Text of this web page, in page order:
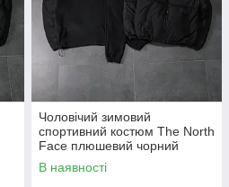
Чоловічий зимовий
спортивний костюм The North
Face плюшевий чорний
Набір Зе Норд Фейс Костюм
Куртка Шапка
В наявності